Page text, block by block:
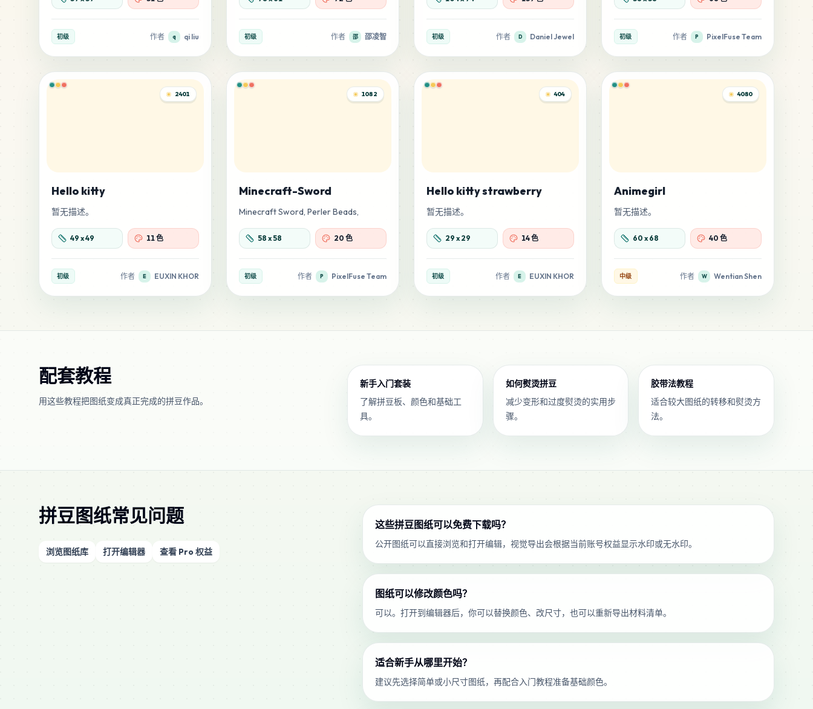
初级 作者 q qi liu 初级 作者 邵 邵凌智 初级 作者 D Daniel Jewel 初级 作者 P PixelFuse Team
2401
Hello kitty
暂无描述。
49 x49 11 色
初级 作者 E EUXIN KHOR
1082
Minecraft-Sword
Minecraft Sword, Perler Beads,
58 x58 20 色
初级 作者 P PixelFuse Team
404
Hello kitty strawberry
暂无描述。
29 x29 14 色
初级 作者 E EUXIN KHOR
4080
Animegirl
暂无描述。
60 x68 40 色
中级 作者 W Wentian Shen
配套教程
用这些教程把图纸变成真正完成的拼豆作品。
新手入门套装
了解拼豆板、颜色和基础工
具。
如何熨烫拼豆
减少变形和过度熨烫的实用步
骤。
胶带法教程
适合较大图纸的转移和熨烫方
法。
拼豆图纸常见问题
浏览图纸库 打开编辑器 查看 Pro 权益
这些拼豆图纸可以免费下载吗？
公开图纸可以直接浏览和打开编辑，视觉导出会根据当前账号权益显示水印或无水印。
图纸可以修改颜色吗？
可以。打开到编辑器后，你可以替换颜色、改尺寸，也可以重新导出材料清单。
适合新手从哪里开始？
建议先选择简单或小尺寸图纸，再配合入门教程准备基础颜色。